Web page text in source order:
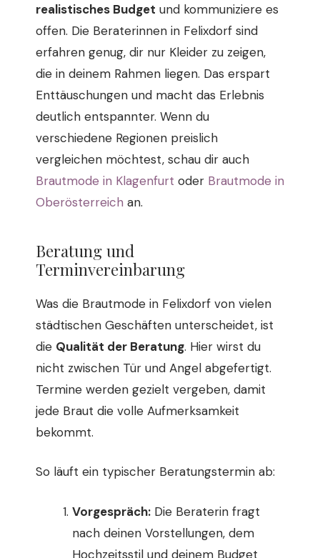
realistisches Budget und kommuniziere es
offen. Die Beraterinnen in Felixdorf sind
erfahren genug, dir nur Kleider zu zeigen,
die in deinem Rahmen liegen. Das erspart
Enttäuschungen und macht das Erlebnis
deutlich entspannter. Wenn du
verschiedene Regionen preislich
vergleichen möchtest, schau dir auch
Brautmode in Klagenfurt oder Brautmode in
Oberösterreich an.
Beratung und
Terminvereinbarung
Was die Brautmode in Felixdorf von vielen
städtischen Geschäften unterscheidet, ist
die Qualität der Beratung. Hier wirst du
nicht zwischen Tür und Angel abgefertigt.
Termine werden gezielt vergeben, damit
jede Braut die volle Aufmerksamkeit
bekommt.
So läuft ein typischer Beratungstermin ab:
Vorgespräch: Die Beraterin fragt
nach deinen Vorstellungen, dem
Hochzeitsstil und deinem Budget